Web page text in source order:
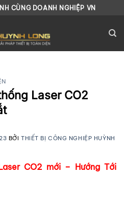
CÙNG DOANH NGHIỆP VN
Laser CO2
BỞITHIẾT BỊ CÔNG NGHIỆP HUỲNH
CO2 mới – Hướng Tới